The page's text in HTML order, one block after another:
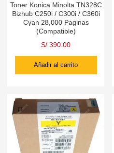
Toner Konica Minolta TN328C
Bizhub C250i / C300i / C360i
Cyan 28,000 Paginas
(Compatible)
S/ 390.00
Añadir al carrito